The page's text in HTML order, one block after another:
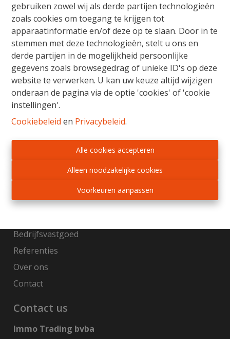
gebruiken zowel wij als derde partijen technologieën
zoals cookies om toegang te krijgen tot
apparaatinformatie en/of deze op te slaan. Door in te
stemmen met deze technologieën, stelt u ons en
derde partijen in de mogelijkheid persoonlijke
gegevens zoals browsegedrag of unieke ID's op deze
website te verwerken. U kan uw keuze altijd wijzigen
onderaan de pagina via de optie 'cookies' of 'cookie
instellingen'.
Cookiebeleid en Privacybeleid.
Alle cookies accepteren
Alleen noodzakelijke cookies
Voorkeuren aanpassen
Ons verkoopsteam staat u bij met raad en daad
voor de aankoop, verkoop, huur of verhuur van
vastgoed. Wij begeleiden u van begin tot einde,
van schatting tot notarieel schrijven en het in
orde brengen van alle administratieve
formaliteiten. Wij adviseren en onderhandelen
met beide partijen, zodat elke vastgoedzaak in
een mum van tijd kan worden beklonken.
Gratis schatting
Te huur
Bedrijfsvastgoed
Referenties
Over ons
Contact
Contact us
Immo Trading bvba